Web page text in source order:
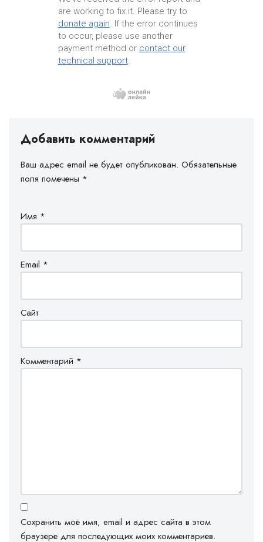
are working to fix it. Please try to
donate again . If the error continues
to occur, please use another
payment method or contact our
technical support.
Добавить комментарий
Ваш адрес email не будет опубликован. Обязательные
поля помечены *
Имя *
Email *
Сайт
Комментарий *
Сохранить моё имя, email и адрес сайта в этом
браузере для последующих моих комментариев.